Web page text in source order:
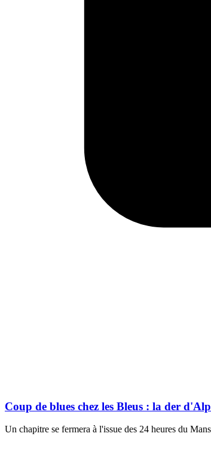
Coup de blues chez les Bleus : la der
Un chapitre se fermera à l'issue des 24 heures du